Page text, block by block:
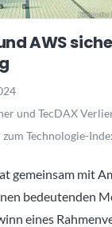
AWS
und TecDAX
Technologie-
gemeinsam mit
bedeutenden
eines